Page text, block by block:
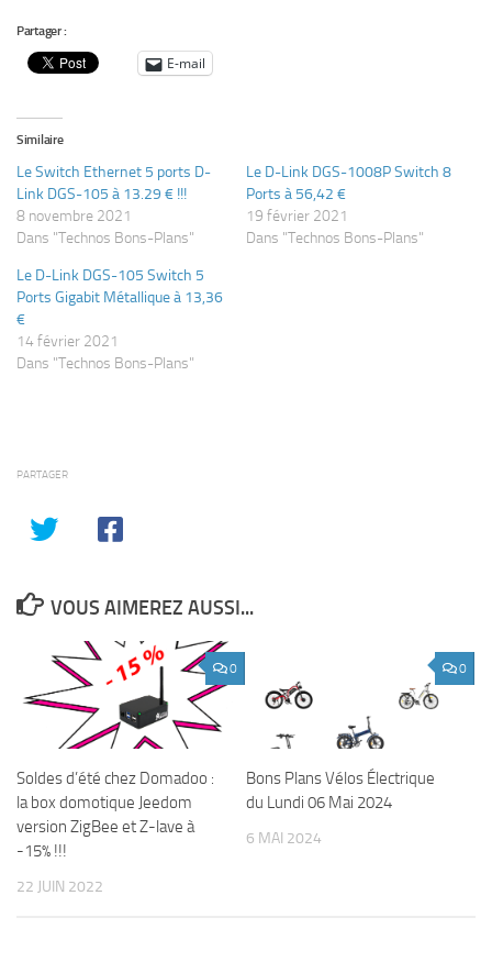
Partager :
E-mail
Similaire
Le Switch Ethernet 5 ports D-
Link DGS-105 à 13.29 € !!!
8 novembre 2021
Dans "Technos Bons-Plans"
Le D-Link DGS-1008P Switch 8
Ports à 56,42 €
19 février 2021
Dans "Technos Bons-Plans"
Le D-Link DGS-105 Switch 5
Ports Gigabit Métallique à 13,36
€
14 février 2021
Dans "Technos Bons-Plans"
PARTAGER
VOUS AIMEREZ AUSSI...
0
Soldes d’été chez Domadoo :
la box domotique Jeedom
version ZigBee et Z-lave à
-15% !!!
22 JUIN 2022
0
Bons Plans Vélos Électrique
du Lundi 06 Mai 2024
6 MAI 2024